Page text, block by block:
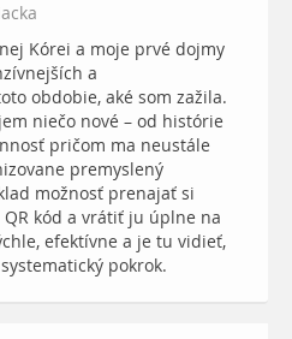
Kórei a moje prvé dojmy
a
obdobie, aké som zažila.
niečo nové – od histórie
pričom ma neustále
premyslený
možnosť prenajať si
kód a vrátiť ju úplne na
efektívne a je tu vidieť,
pokrok.